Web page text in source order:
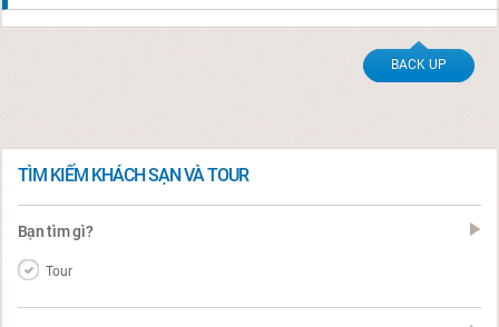
BACK UP
TÌM KIẾM KHÁCH SẠN VÀ TOUR
Bạn tìm gì?
Tour